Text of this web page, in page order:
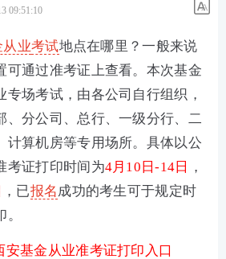
09:51:10
从业考试地点在哪里？一般来说
可通过准考证上查看。本次基金
专场考试，由各公司自行组织，
、分公司、总行、一级分行、二
计算机房等专用场所。具体以公
考证打印时间为4月10日-14日
，
，已报名成功的考生可于规定时
安基金从业准考证打印入口